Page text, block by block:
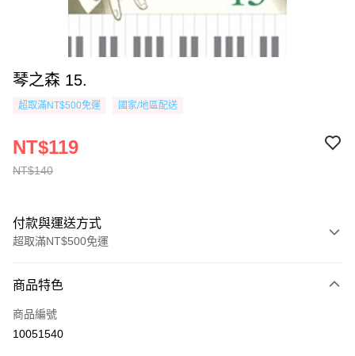
琴之森 15.
超取滿NT$500免運 國家/地區配送
NT$140
NT$119
付款與運送方式
超取滿NT$500免運
信用卡一次付款
超商取貨付款
商品特色
商品編號
10051540